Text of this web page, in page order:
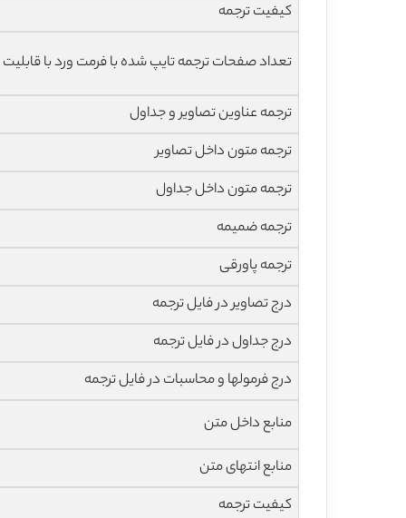
کیفیت ترجمه
تعداد صفحات ترجمه تایپ شده با فرمت ورد با
ترجمه عناوین تصاویر و جداول
ترجمه متون داخل تصاویر
ترجمه متون داخل جداول
ترجمه ضمیمه
ترجمه پاورقی
درج تصاویر در فایل ترجمه
درج جداول در فایل ترجمه
درج فرمولها و محاسبات در فایل ترجمه
منابع داخل متن
منابع انتهای متن
کیفیت ترجمه